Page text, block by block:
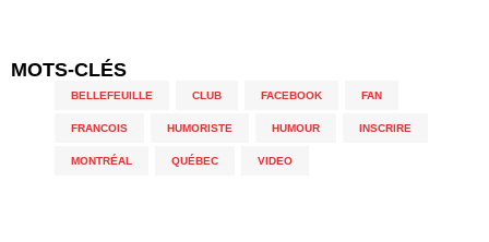
MOTS-CLÉS
BELLEFEUILLE CLUB FACEBOOK FAN
FRANCOIS HUMORISTE HUMOUR INSCRIRE
MONTRÉAL QUÉBEC VIDEO